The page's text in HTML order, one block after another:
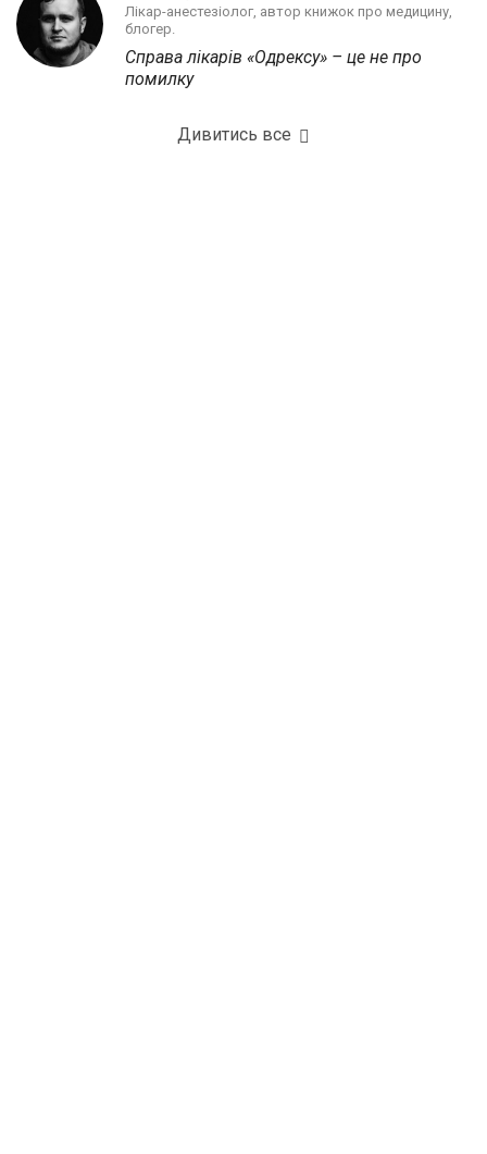
Лікар-анестезіолог, автор книжок про медицину,
блогер.
Справа лікарів «Одрексу» – це не про
помилку
Дивитись все